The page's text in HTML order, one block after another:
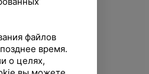
файлов
время.
о целях,